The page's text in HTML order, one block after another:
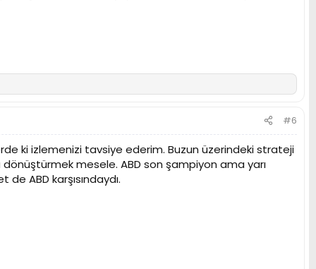
#6
ki izlemenizi tavsiye ederim. Buzun üzerindeki strateji
mesele. ABD son şampiyon ama yarı
ABD karşısındaydı.